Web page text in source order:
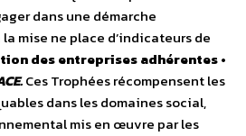
dans une démarche
mise ne place d’indicateurs de
des entreprises adhérentes•
Ces Trophées récompensent les
dans les domaines social,
mis en œuvre par les